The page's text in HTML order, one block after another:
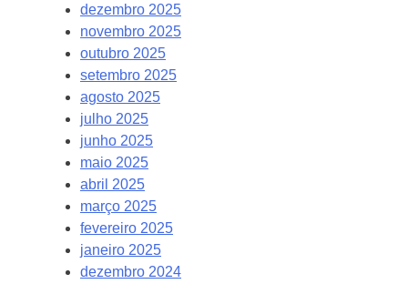
dezembro 2025
novembro 2025
outubro 2025
setembro 2025
agosto 2025
julho 2025
junho 2025
maio 2025
abril 2025
março 2025
fevereiro 2025
janeiro 2025
dezembro 2024